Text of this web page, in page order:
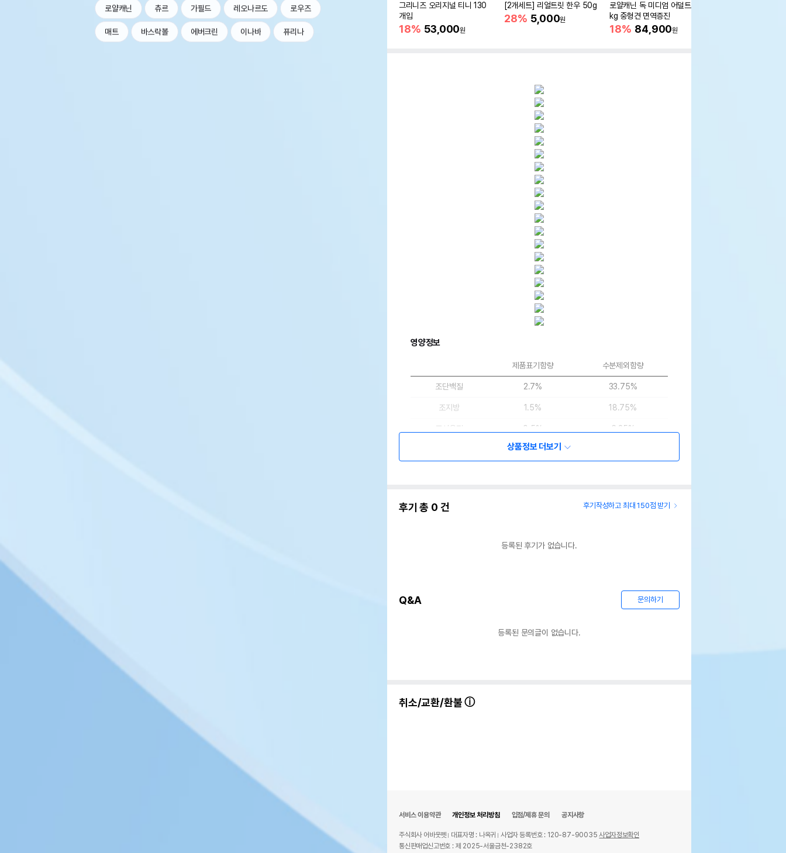
로얄캐닌 츄르 가필드 레오나르도 로우즈
매트 바스락볼 에버크린 이나바 퓨리나
그리니즈 오리지널 티니 130
개입
18% 53,000원
[2개세트] 리얼트릿 한우 50g
28% 5,000원
로얄캐닌 독 미디엄 어덜트 10
kg 중형견 면역증진
18% 84,900원
영양정보
제품표기함량 수분제외함량
조단백질 2.7% 33.75%
조지방 1.5% 18.75%
조섬유질 0.5% 6.25%
0.23%
오메가3
포장상태
품명 및 모델명 배고파마이펫 귀한맛 연어맛 8개입
상품정보 더보기
후기 총 0 건 후기작성하고 최대 150점 받기
등록된 후기가 없습니다.
Q&A 문의하기
등록된 문의글이 없습니다.
취소/교환/환불
서비스 이용약관 개인정보 처리방침 입점/제휴 문의 공지사항
주식회사 어바웃펫 대표자명 : 나옥귀 사업자 등록번호 : 120-87-90035사업자정보확인
통신판매업신고번호 : 제 2025-서울금천-2382호